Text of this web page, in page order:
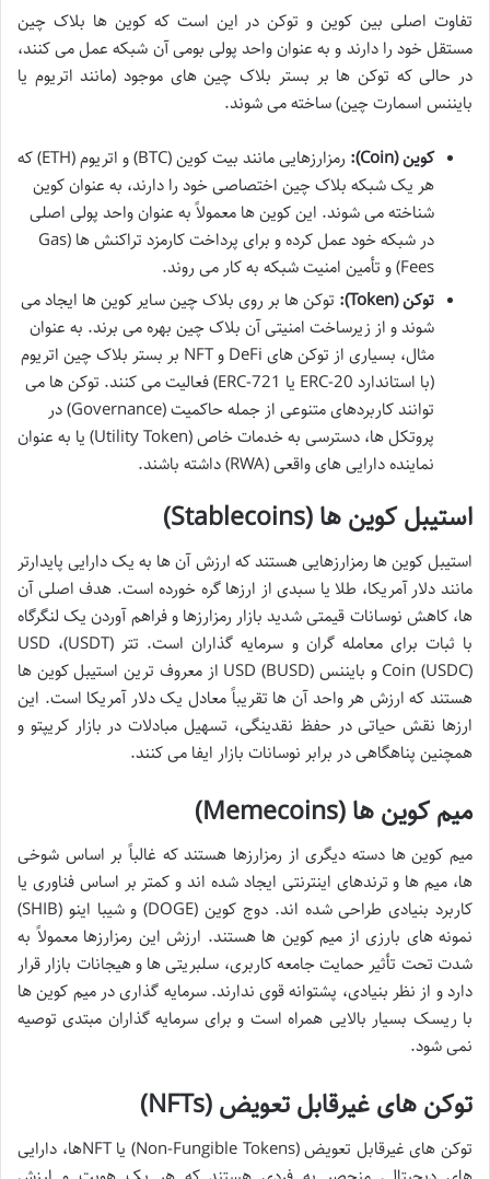
تفاوت اصلی بین کوین و توکن در این است که کوین ها بلاک چین
مستقل خود را دارند و به عنوان واحد پولی بومی آن شبکه عمل می کنند،
در حالی که توکن ها بر بستر بلاک چین های موجود (مانند اتریوم یا
بایننس اسمارت چین) ساخته می شوند.
کوین (Coin):
رمزارزهایی مانند بیت کوین (BTC) و اتریوم (ETH) که
هر یک شبکه بلاک چین اختصاصی خود را دارند، به عنوان کوین
شناخته می شوند. این کوین ها معمولاً به عنوان واحد پولی اصلی
در شبکه خود عمل کرده و برای پرداخت کارمزد تراکنش ها (Gas
Fees) و تأمین امنیت شبکه به کار می روند.
توکن (Token):
توکن ها بر روی بلاک چین سایر کوین ها ایجاد می
شوند و از زیرساخت امنیتی آن بلاک چین بهره می برند. به عنوان
مثال، بسیاری از توکن های DeFi و NFT بر بستر بلاک چین اتریوم
(با استاندارد ERC-20 یا ERC-721) فعالیت می کنند. توکن ها می
توانند کاربردهای متنوعی از جمله حاکمیت (Governance) در
پروتکل ها، دسترسی به خدمات خاص (Utility Token) یا به عنوان
نماینده دارایی های واقعی (RWA) داشته باشند.
استیبل کوین ها (Stablecoins)
استیبل کوین ها رمزارزهایی هستند که ارزش آن ها به یک دارایی پایدارتر
مانند دلار آمریکا، طلا یا سبدی از ارزها گره خورده است. هدف اصلی آن
ها، کاهش نوسانات قیمتی شدید بازار رمزارزها و فراهم آوردن یک لنگرگاه
با ثبات برای معامله گران و سرمایه گذاران است. تتر (USDT)، USD
Coin (USDC) و بایننس USD (BUSD) از معروف ترین استیبل کوین ها
هستند که ارزش هر واحد آن ها تقریباً معادل یک دلار آمریکا است. این
ارزها نقش حیاتی در حفظ نقدینگی، تسهیل مبادلات در بازار کریپتو و
همچنین پناهگاهی در برابر نوسانات بازار ایفا می کنند.
میم کوین ها (Memecoins)
میم کوین ها دسته دیگری از رمزارزها هستند که غالباً بر اساس شوخی
ها، میم ها و ترندهای اینترنتی ایجاد شده اند و کمتر بر اساس فناوری یا
کاربرد بنیادی طراحی شده اند. دوج کوین (DOGE) و شیبا اینو (SHIB)
نمونه های بارزی از میم کوین ها هستند. ارزش این رمزارزها معمولاً به
شدت تحت تأثیر حمایت جامعه کاربری، سلبریتی ها و هیجانات بازار قرار
دارد و از نظر بنیادی، پشتوانه قوی ندارند. سرمایه گذاری در میم کوین ها
با ریسک بسیار بالایی همراه است و برای سرمایه گذاران مبتدی توصیه
نمی شود.
توکن های غیرقابل تعویض (NFTs)
توکن های غیرقابل تعویض (Non-Fungible Tokens) یا NFTها، دارایی